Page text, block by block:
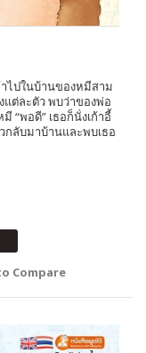
ไปในบ้านของหมีสาม
ต่ละตัว พบว่าของพ่อ
“พอดี” เธอก็นั่งเก้าอี้
ลับมาบ้านและพบเธอ
Compare